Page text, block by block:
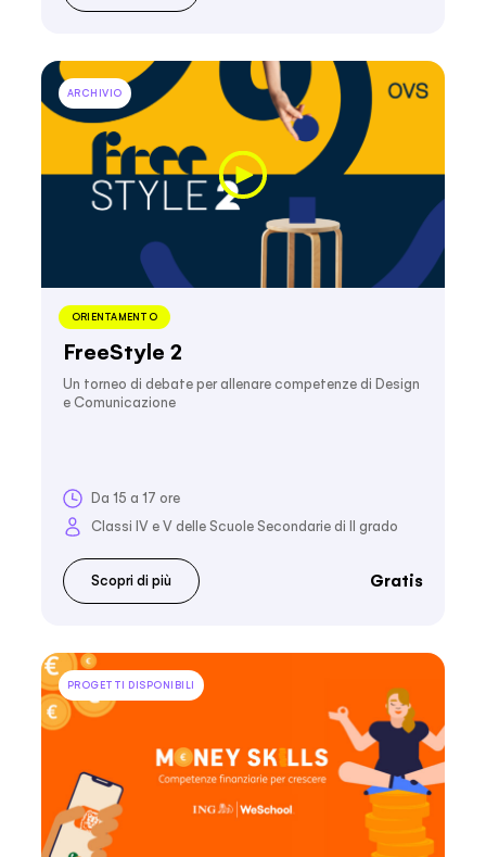
ARCHIVIO
ORIENTAMENTO
FreeStyle 2
Un torneo di debate per allenare competenze di Design
e Comunicazione
Da 15 a 17 ore
Classi IV e V delle Scuole Secondarie di II grado
Scopri di più Gratis
PROGETTI DISPONIBILI